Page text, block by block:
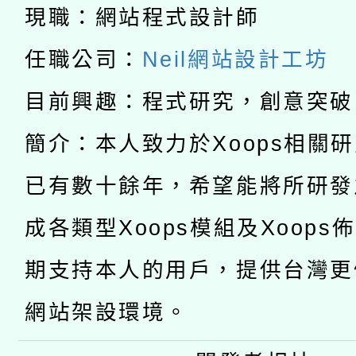
暨閱讀推動專業研習
科技賦能─人工智慧
礎課程
A3數位素養講師名單
「數位內容與教學軟體
pilot」
有關大陸委員會函釋公
薪期間赴陸應申請許可
轉知經濟部水利署委託
業技術研究院辦理「
用水績優單位及節水達
動」
115年8月22日(星期六
桃園市孔廟祈福系列
開 智慧啟航」
2026年桃園地景藝術
現職：網站程式設計師
任職公司： Neil網站設計工坊
目前興趣：程式研究，創意突
簡介：本人致力於Xoops相關
已有數十餘年，希望能將所研
成各類型Xoops模組及Xoops
期支持本人的用戶，提供台灣
網站架設環境。